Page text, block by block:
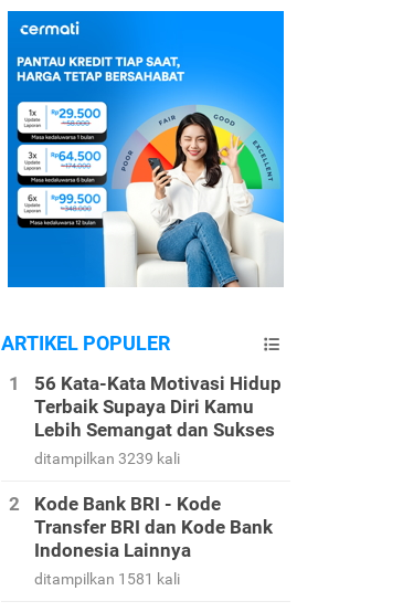
ARTIKEL POPULER
56 Kata-Kata Motivasi Hidup
Terbaik Supaya Diri Kamu
Lebih Semangat dan Sukses
ditampilkan 3239 kali
Kode Bank BRI - Kode
Transfer BRI dan Kode Bank
Indonesia Lainnya
ditampilkan 1581 kali